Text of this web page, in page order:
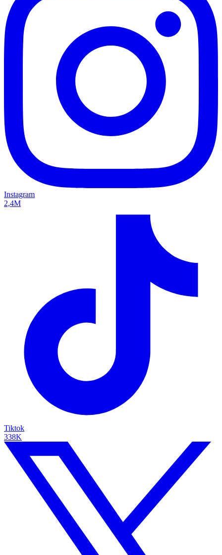
Instagram
2,4M
Tiktok
338K